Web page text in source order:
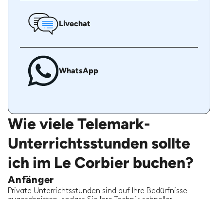
Livechat
WhatsApp
Wie viele Telemark-
Unterrichtsstunden sollte
ich im Le Corbier buchen?
Anfänger
Private Unterrichtsstunden sind auf Ihre Bedürfnisse